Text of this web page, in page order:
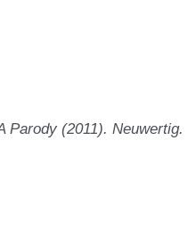
Parody (2011). Neuwertig.